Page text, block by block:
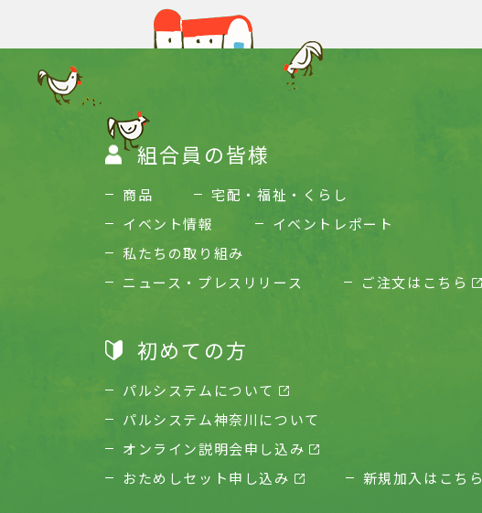
組合員の皆様
商品
宅配・福祉・くらし
イベント情報
イベントレポート
私たちの取り組み
ニュース・プレスリリース
ご注文はこちら
初めての方
パルシステムについて
パルシステム神奈川について
オンライン説明会申し込み
おためしセット申し込み
新規加入はこちら